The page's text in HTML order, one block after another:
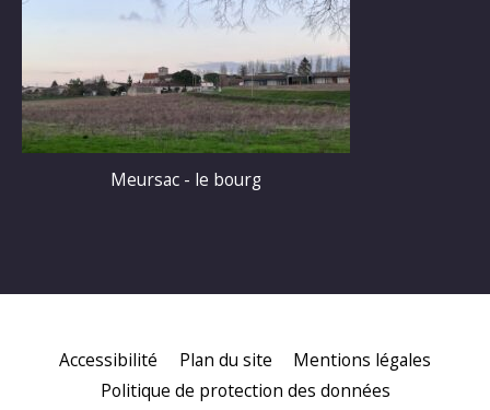
Meursac - le bourg
Accessibilité Plan du site
Mentions légales
Politique de protection des données